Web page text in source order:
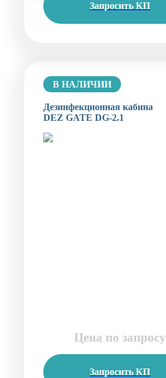
Запросить КП
В НАЛИЧИИ
Дезинфекционная кабина
DEZ GATE DG-2.1
Цена по запросу
Запросить КП